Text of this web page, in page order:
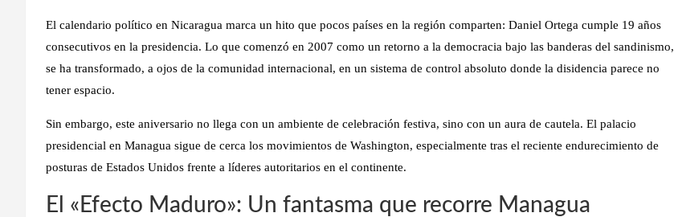
El calendario político en Nicaragua marca un hito que pocos países en la región comparten: Daniel Ortega cumple 19 años
consecutivos en la presidencia. Lo que comenzó en 2007 como un retorno a la democracia bajo las banderas del sandinismo,
se ha transformado, a ojos de la comunidad internacional, en un sistema de control absoluto donde la disidencia parece no
tener espacio.
Sin embargo, este aniversario no llega con un ambiente de celebración festiva, sino con un aura de cautela. El palacio
presidencial en Managua sigue de cerca los movimientos de Washington, especialmente tras el reciente endurecimiento de
posturas de Estados Unidos frente a líderes autoritarios en el continente.
El «Efecto Maduro»: Un fantasma que recorre Managua